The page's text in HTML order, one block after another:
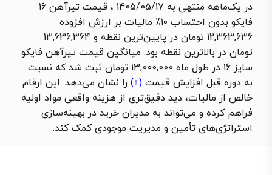
در یک‌ماهه منتهی به 1405/05/17 ، قیمت تیرآهن 16
فایکو بدون احتساب ۱۰٪ مالیات بر ارزش افزوده
12,363,636 تومان در پایین‌ترین نقطه و 13,636,364
تومان در بالاترین نقطه بود. میانگین قیمت تیرآهن فایکو
سایز 16 در طول ماه 13,000,000 تومان ثبت شد که نسبت
به دوره قبل افزایش قیمت (↑) را نشان می‌دهد. این ارقام
خالص از مالیات، دید دقیق‌تری از هزینه واقعی مواد اولیه
فراهم کرده و می‌تواند به مدیران خرید در بهینه‌سازی
استراتژی‌های تأمین و مدیریت موجودی کمک کند.